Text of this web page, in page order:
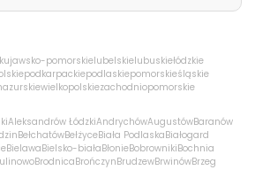
kujawsko-pomorskielubelskielubuskiełódzkie
podkarpackiepodlaskiepomorskieśląskie
wielkopolskiezachodniopomorskie
Aleksandrów ŁódzkiAndrychówAugustówBaranów
BełchatówBełżyceBiała PodlaskaBiałogard
BielawaBielsko-białaBłonieBobrownikiBochnia
BrodnicaBrończynBrudzewBrwinówBrzeg